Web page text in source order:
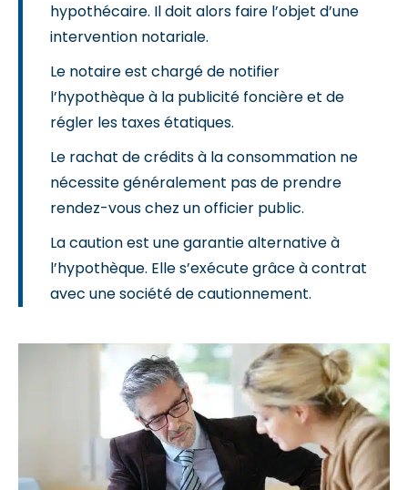
hypothécaire. Il doit alors faire l’objet d’une
intervention notariale.
Le notaire est chargé de notifier
l’hypothèque à la publicité foncière et de
régler les taxes étatiques.
Le rachat de crédits à la consommation ne
nécessite généralement pas de prendre
rendez-vous chez un officier public.
La caution est une garantie alternative à
l’hypothèque. Elle s’exécute grâce à contrat
avec une société de cautionnement.